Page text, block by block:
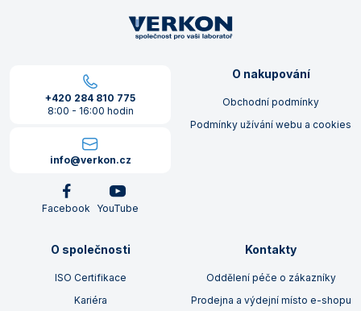
+420 284 810 775
8:00 - 16:00 hodin
info@verkon.cz
Facebook YouTube
O nakupování
Obchodní podmínky
Podmínky užívání webu a cookies
O společnosti
ISO Certifikace
Kariéra
Kontakty
Oddělení péče o zákazníky
Prodejna a výdejní místo e-shopu